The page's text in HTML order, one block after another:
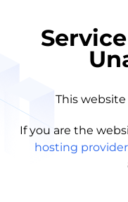
This
If you are the
hosting provider